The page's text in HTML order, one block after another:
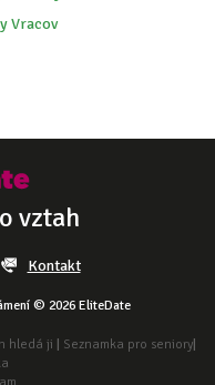
Vracov
vztah
Kontakt
© 2026 EliteDate
hledá ji Seznamka pro seniory|